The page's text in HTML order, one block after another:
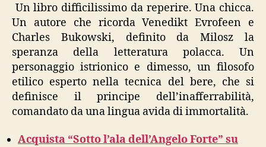
Un libro difficilissimo da reperire. Una chicca.
Un autore che ricorda Venedikt Evrofeen e
Charles Bukowski, definito da Milosz la
speranza della letteratura polacca. Un
personaggio istrionico e dimesso, un filosofo
etilico esperto nella tecnica del bere, che si
definisce il principe dell’inafferrabilità,
comandato da una lingua avida di immortalità.
Acquista “Sotto l’ala dell’Angelo Forte” su